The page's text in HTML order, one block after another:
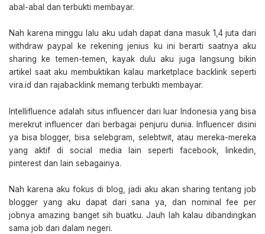
abal-abal dan terbukti membayar.
Nah karena minggu lalu aku udah dapat dana masuk 1,4 juta dari
withdraw paypal ke rekening jenius ku ini berarti saatnya aku
sharing ke temen-temen, kayak dulu aku juga langsung bikin
artikel saat aku membuktikan kalau marketplace backlink seperti
vira.id dan rajabacklink memang terbukti membayar.
Intellifluence adalah situs influencer dari luar Indonesia yang bisa
merekrut influencer dari berbagai penjuru dunia. Influencer disini
ya bisa blogger, bisa selebgram, selebtwit, atau mereka-mereka
yang aktif di social media lain seperti facebook, linkedin,
pinterest dan lain sebagainya.
Nah karena aku fokus di blog, jadi aku akan sharing tentang job
blogger yang aku dapat dari sana ya, dan nominal fee per
jobnya amazing banget sih buatku. Jauh lah kalau dibandingkan
sama job dari dalam negeri.